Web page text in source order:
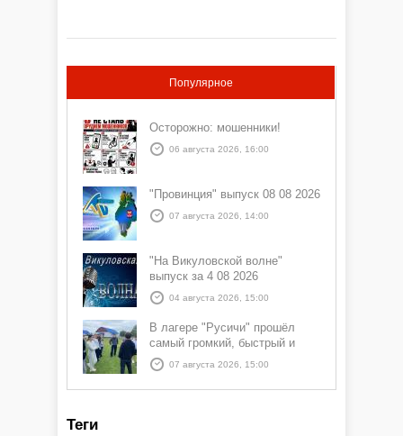
Популярное
Осторожно: мошенники!
06 августа 2026, 16:00
"Провинция" выпуск 08 08 2026
07 августа 2026, 14:00
"На Викуловской волне"
выпуск за 4 08 2026
04 августа 2026, 15:00
В лагере "Русичи" прошёл
самый громкий, быстрый и
азартный час дня — Спортчас
07 августа 2026, 15:00
Теги